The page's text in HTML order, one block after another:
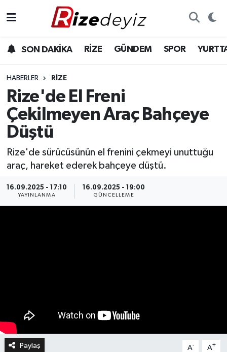
SON DAKİKA RİZE GÜNDEM SPOR
HABERLER RIZE
Rize'de El Freni
Çekilmeyen Araç Bahçeye
Düştü
Rize'de sürücüsünün el frenini çekmeyi unuttuğu
araç, hareket ederek bahçeye düştü.
16.09.2025 - 17:10
YAYINLANMA
16.09.2025 - 19:00
GÜNCELLEME
Paylaş A- A+
Gündem
Yurttan Haberler
Ekonomi
Teknoloji
Sağlık
Rize Hava Durumu
Rize Trafik Yoğunluk Haritası
Süper Lig Puan Durumu ve Fikstür
Tüm Manşetler
Son Dakika Haberleri
Haber Arşivi